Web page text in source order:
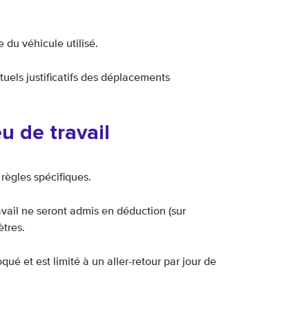
du véhicule utilisé.
justificatifs des déplacements
de travail
spécifiques.
ne seront admis en déduction (sur
et est limité à un aller-retour par jour de